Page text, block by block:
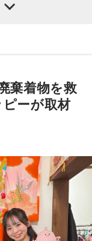
うにしていくとう
ドバイスを聞き
つけて。
続きそうです
も大切にしましょ
棄着物を救
ーが取材